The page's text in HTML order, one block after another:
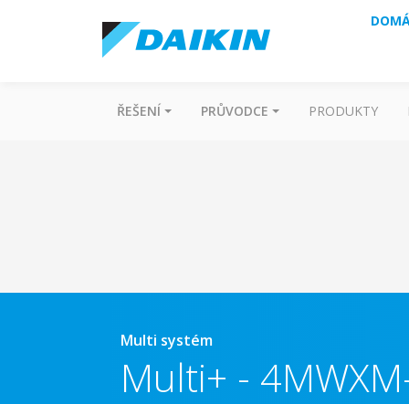
ŘEŠENÍ PRŮVODCE PRODUKTY
Multi systém
Multi+ -